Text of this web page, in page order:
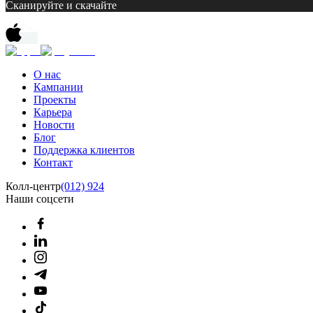
Сканируйте и скачайте
О нас
Кампании
Проекты
Карьера
Новости
Блог
Поддержка клиентов
Контакт
Колл-центр(012) 924
Наши соцсети